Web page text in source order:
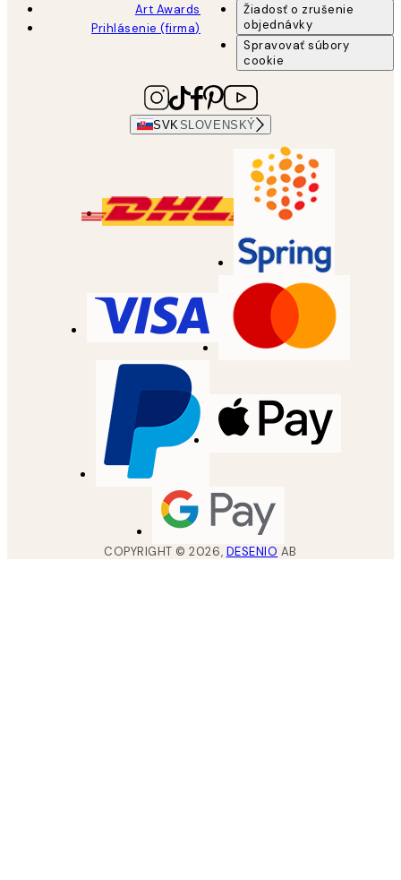
Art Awards
Prihlásenie (firma)
Žiadosť o zrušenie
objednávky
Spravovať súbory
cookie
SVK SLOVENSKÝ
COPYRIGHT ©2026, DESENIO AB